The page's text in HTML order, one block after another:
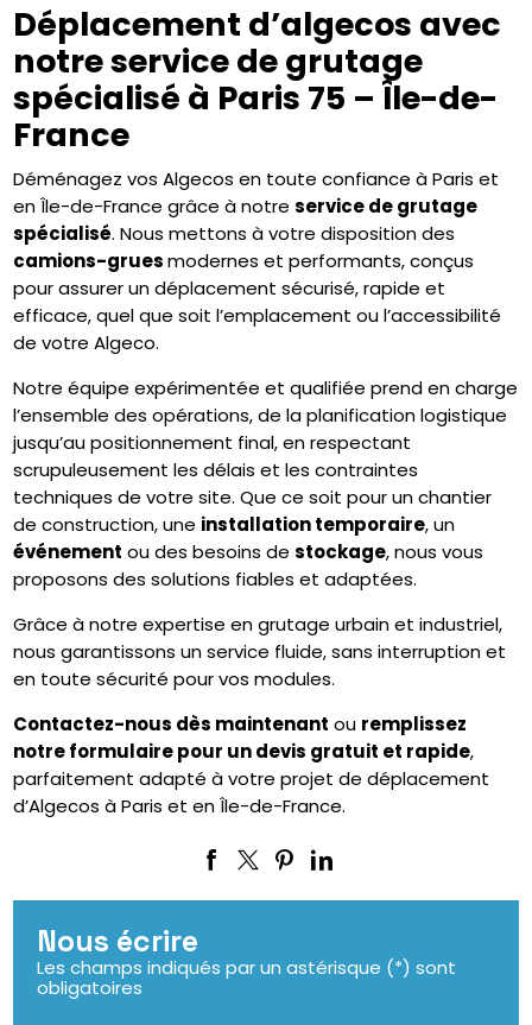
Déplacement d’algecos avec
notre service de grutage
spécialisé à Paris 75 – Île-de-
France
Déménagez vos Algecos en toute confiance à Paris et
en Île-de-France grâce à notreservice de grutage
spécialisé. Nous mettons à votre disposition des
camions-gruesmodernes et performants, conçus
pour assurer un déplacement sécurisé, rapide et
efficace, quel que soit l’emplacement ou l’accessibilité
de votre Algeco.
Notre équipe expérimentée et qualifiée prend en charge
l’ensemble des opérations, de la planification logistique
jusqu’au positionnement final, en respectant
scrupuleusement les délais et les contraintes
techniques de votre site. Que ce soit pour un chantier
de construction, une installation temporaire, un
événement ou des besoins destockage, nous vous
proposons des solutions fiables et adaptées.
Grâce à notre expertise en grutage urbain et industriel,
nous garantissons un service fluide, sans interruption et
en toute sécurité pour vos modules.
Contactez-nous dès maintenant ou remplissez
notre formulaire pour un devis gratuit et rapide,
parfaitement adapté à votre projet de déplacement
d’Algecos à Paris et en Île-de-France.
Nous écrire
Les champs indiqués par un astérisque (*) sont
obligatoires